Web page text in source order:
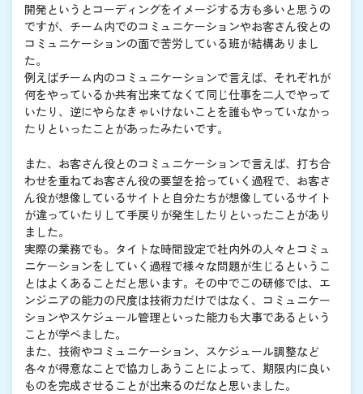
開発というとコーディングをイメージする方も多いと思うの
ですが、チーム内でのコミュニケーションやお客さん役との
コミュニケーションの面で苦労している班が結構ありまし
た。
例えばチーム内のコミュニケーションで言えば、それぞれが
何をやっているか共有出来てなくて同じ仕事を二人でやって
いたり、逆にやらなきゃいけないことを誰もやっていなかっ
たりといったことがあったみたいです。
また、お客さん役とのコミュニケーションで言えば、打ち合
わせを重ねてお客さん役の要望を拾っていく過程で、お客さ
ん役が想像しているサイトと自分たちが想像しているサイト
が違っていたりして手戻りが発生したりといったことがあり
ました。
実際の業務でも。タイトな時間設定で社内外の人々とコミュ
ニケーションをしていく過程で様々な問題が生じるというこ
とはよくあることだと思います。その中でこの研修では、エ
ンジニアの能力の尺度は技術力だけではなく、コミュニケー
ションやスケジュール管理といった能力も大事であるという
ことが学べました。
また、技術やコミュニケーション、スケジュール調整など
各々が得意なことで協力しあうことによって、期限内に良い
ものを完成させることが出来るのだなと思いました。